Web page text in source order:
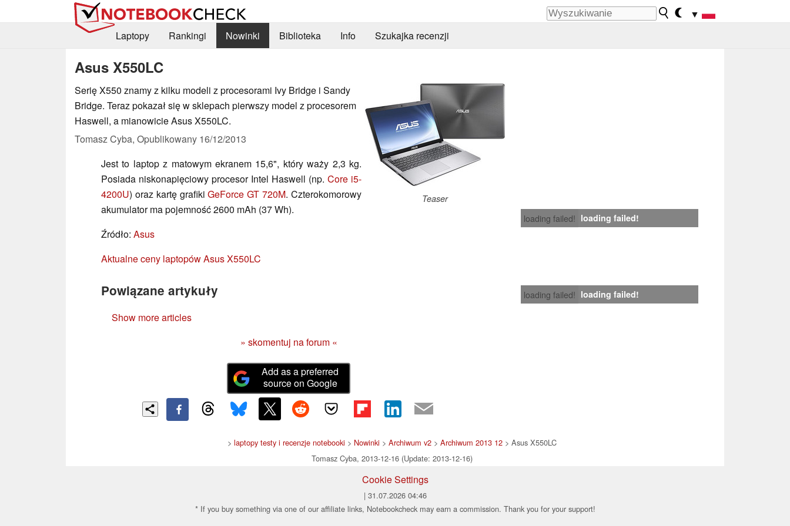
▼
Laptopy
Rankingi Nowinki Biblioteka Info Szukajka recenzji
Asus X550LC
Teaser
Serię X550 znamy z kilku modeli z procesorami Ivy Bridge i Sandy
Bridge. Teraz pokazał się w sklepach pierwszy model z procesorem
Haswell, a mianowicie Asus X550LC.
Tomasz Cyba, Opublikowany 16/12/2013
loading failed! loading failed!
Jest to laptop z matowym ekranem 15,6", który waży 2,3 kg.
Posiada niskonapięciowy procesor Intel Haswell (np. Core i5-
4200U) oraz kartę grafikiGeForce GT 720M. Czterokomorowy
akumulator ma pojemność 2600 mAh (37 Wh).
Źródło: Asus
Aktualne ceny laptopów Asus X550LC
loading failed! loading failed!
Powiązane artykuły
Show more articles
» skomentuj na forum «
Add as a preferred
source on Google
> laptopy testy i recenzje notebooki > Nowinki > Archiwum v2 > Archiwum 2013 12 > Asus X550LC
Tomasz Cyba, 2013-12-16 (Update: 2013-12-16)
Cookie Settings
| 31.07.2026 04:46
* If you buy something via one of our affiliate links, Notebookcheck may earn a commission. Thank you for your support!